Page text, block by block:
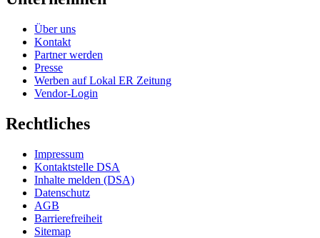
Über uns
Kontakt
Partner werden
Presse
Werben auf Lokal ER Zeitung
Vendor-Login
Rechtliches
Impressum
Kontaktstelle DSA
Inhalte melden (DSA)
Datenschutz
AGB
Barrierefreiheit
Sitemap